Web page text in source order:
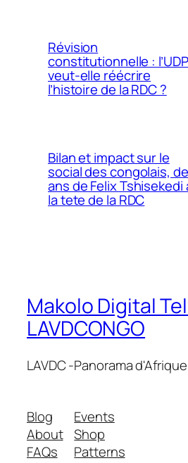
Révision
constitutionnelle :
veut-elle réécrire
l’histoire de la RDC ?
Bilan et impact sur le
social des congolais,
ans de Felix Tshisekedi
la tete de la RDC
Makolo Digital
LAVDCONGO
LAVDC -Panorama d'Afrique
Blog
About
FAQs
Events
Shop
Patterns